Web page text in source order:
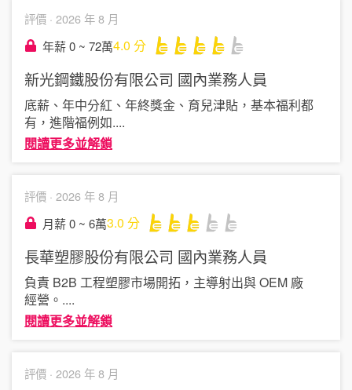
評價 · 2026 年 8 月
年薪 0 ~ 72萬4.0 分
新光鋼鐵股份有限公司 國內業務人員
底薪、年中分紅、年終獎金、育兒津貼，基本福利都
有，進階福例如....
閱讀更多並解鎖
評價 · 2026 年 8 月
月薪 0 ~ 6萬3.0 分
長華塑膠股份有限公司 國內業務人員
負責 B2B 工程塑膠市場開拓，主導射出與 OEM 廠
經營。 ....
閱讀更多並解鎖
評價 · 2026 年 8 月